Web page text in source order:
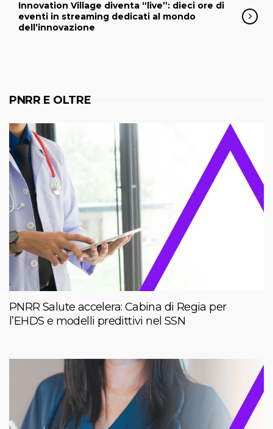
Innovation Village diventa “live”: dieci ore di
eventi in streaming dedicati al mondo
dell’innovazione
PNRR E OLTRE
PNRR Salute accelera: Cabina di Regia per
l’EHDS e modelli predittivi nel SSN